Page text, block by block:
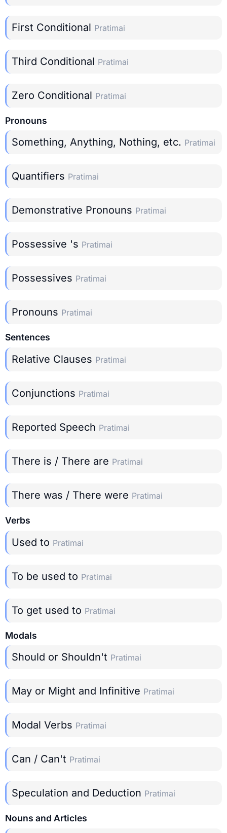
First Conditional Pratimai
Third Conditional Pratimai
Zero Conditional Pratimai
Pronouns
Something, Anything, Nothing, etc. Pratimai
Quantifiers Pratimai
Demonstrative Pronouns Pratimai
Possessive 's Pratimai
Possessives Pratimai
Pronouns Pratimai
Sentences
Relative Clauses Pratimai
Conjunctions Pratimai
Reported Speech Pratimai
There is / There are Pratimai
There was / There were Pratimai
Verbs
Used to Pratimai
To be used to Pratimai
To get used to Pratimai
Modals
Should or Shouldn't Pratimai
May or Might and Infinitive Pratimai
Modal Verbs Pratimai
Can / Can't Pratimai
Speculation and Deduction Pratimai
Nouns and Articles